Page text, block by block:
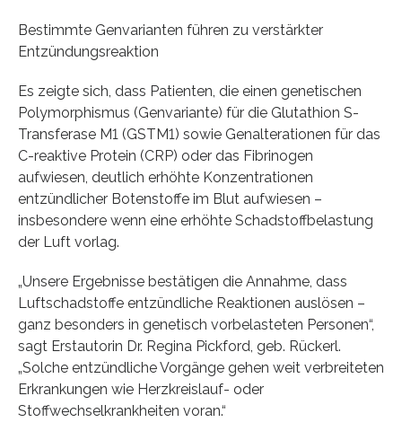
Bestimmte Genvarianten führen zu verstärkter
Entzündungsreaktion
Es zeigte sich, dass Patienten, die einen genetischen
Polymorphismus (Genvariante) für die Glutathion S-
Transferase M1 (GSTM1) sowie Genalterationen für das
C-reaktive Protein (CRP) oder das Fibrinogen
aufwiesen, deutlich erhöhte Konzentrationen
entzündlicher Botenstoffe im Blut aufwiesen –
insbesondere wenn eine erhöhte Schadstoffbelastung
der Luft vorlag.
„Unsere Ergebnisse bestätigen die Annahme, dass
Luftschadstoffe entzündliche Reaktionen auslösen –
ganz besonders in genetisch vorbelasteten Personen“,
sagt Erstautorin Dr. Regina Pickford, geb. Rückerl.
„Solche entzündliche Vorgänge gehen weit verbreiteten
Erkrankungen wie Herzkreislauf- oder
Stoffwechselkrankheiten voran.“